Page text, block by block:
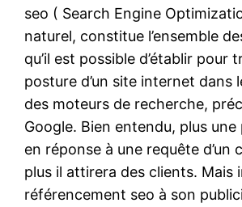
seo ( Search Engine
naturel, constitue l’ensemble
qu’il est possible d’établir pour
posture d’un site internet dans
des moteurs de recherche,
Google. Bien entendu, plus
en réponse à une requête d’un
plus il attirera des clients. Mais
référencement seo à son